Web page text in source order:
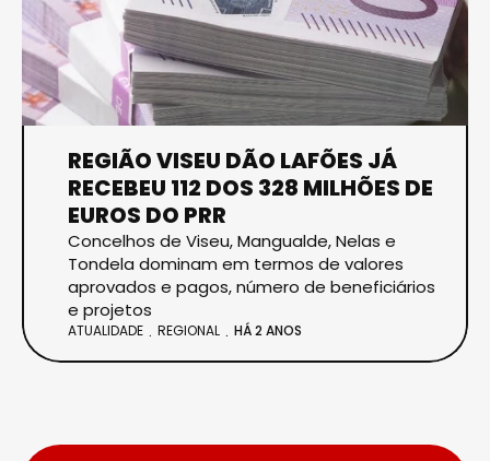
REGIÃO VISEU DÃO LAFÕES JÁ
RECEBEU 112 DOS 328 MILHÕES DE
EUROS DO PRR
Concelhos de Viseu, Mangualde, Nelas e
Tondela dominam em termos de valores
aprovados e pagos, número de beneficiários
e projetos
ATUALIDADE REGIONAL HÁ 2 ANOS